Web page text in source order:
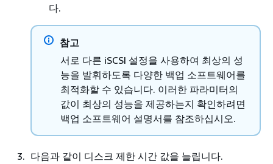
다.
참고
서로 다른 iSCSI 설정을 사용하여 최상의 성
능을 발휘하도록 다양한 백업 소프트웨어를
최적화할 수 있습니다. 이러한 파라미터의
값이 최상의 성능을 제공하는지 확인하려면
백업 소프트웨어 설명서를 참조하십시오.
다음과 같이 디스크 제한 시간 값을 늘립니다.